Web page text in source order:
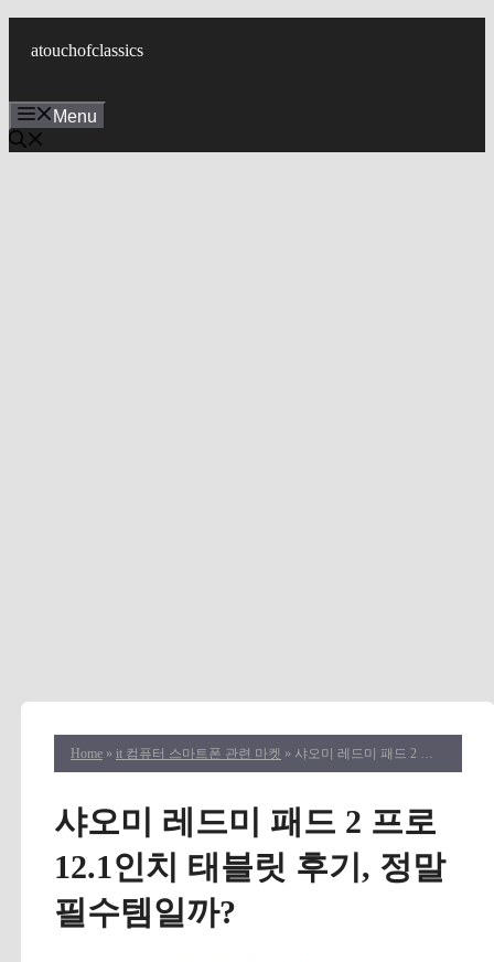
건
너
atouchofclassics
Menu
Home » it 컴퓨터 스마트폰 관련 마켓 » 샤오미 레드미 패드 2 프로 12.1인치 태블릿 후기, 정말 필수템일까?
샤오미 레드미 패드 2 프로
12.1인치 태블릿 후기, 정말
필수템일까?